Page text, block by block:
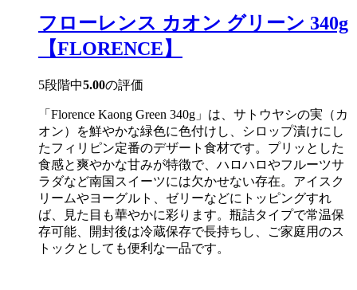
ト
マ
ト
ソ
ス
オ
リ
ジ
ナ
ル
ス
タ
イ
ル
250g
【DEL
MONTE
TOMATO
フローレンス カオン グリーン 340g
【FLORENCE】
5段階中5.00の評価
「Florence Kaong Green 340g」は、サトウヤシの実（カ
オン）を鮮やかな緑色に色付けし、シロップ漬けにし
たフィリピン定番のデザート食材です。プリッとした
食感と爽やかな甘みが特徴で、ハロハロやフルーツサ
ラダなど南国スイーツには欠かせない存在。アイスク
リームやヨーグルト、ゼリーなどにトッピングすれ
ば、見た目も華やかに彩ります。瓶詰タイプで常温保
存可能、開封後は冷蔵保存で長持ちし、ご家庭用のス
トックとしても便利な一品です。